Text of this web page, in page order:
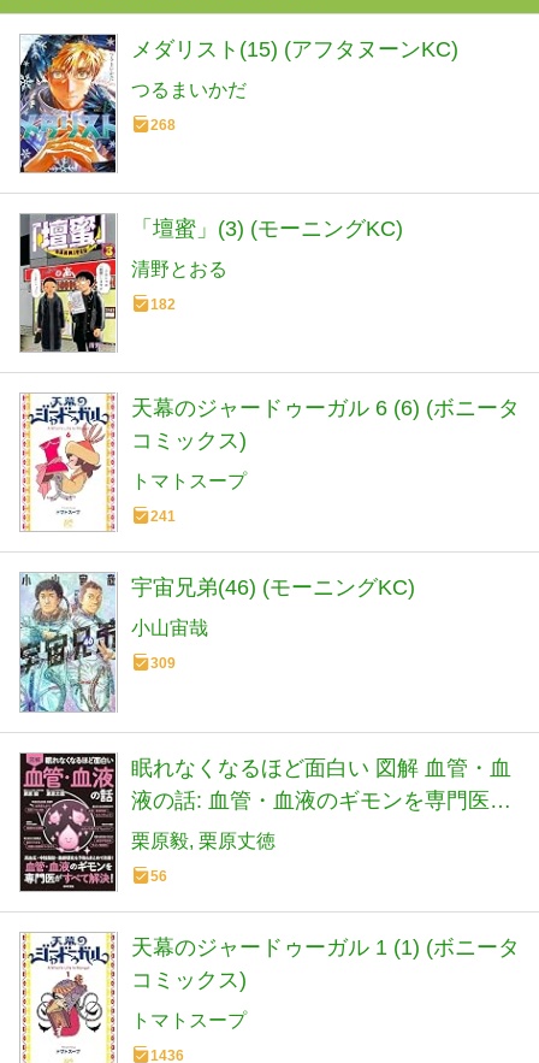
メダリスト(15) (アフタヌーンKC)
つるまいかだ
268
「壇蜜」(3) (モーニングKC)
清野とおる
182
天幕のジャードゥーガル 6 (6) (ボニータ
コミックス)
トマトスープ
241
宇宙兄弟(46) (モーニングKC)
小山宙哉
309
眠れなくなるほど面白い 図解 血管・血
液の話: 血管・血液のギモンを専門医が
すべて解決!
栗原毅 栗原丈徳
56
天幕のジャードゥーガル 1 (1) (ボニータ
コミックス)
トマトスープ
1436